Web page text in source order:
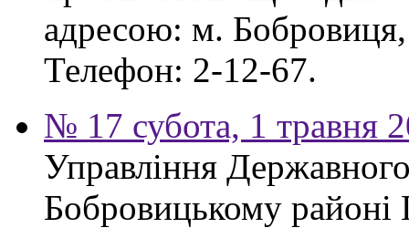
адресою: м.
Телефон: 2-12-67.
№ 17 субота, 1 травня
Управління
Бобровицькому районі